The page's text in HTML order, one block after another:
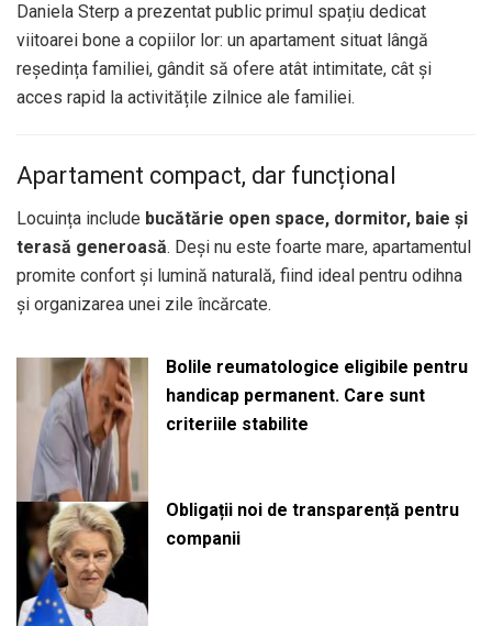
Daniela Sterp a prezentat public primul spațiu dedicat
viitoarei bone a copiilor lor: un apartament situat lângă
reședința familiei, gândit să ofere atât intimitate, cât și
acces rapid la activitățile zilnice ale familiei.
Apartament compact, dar funcțional
Locuința include bucătărie open space, dormitor, baie și
terasă generoasă. Deși nu este foarte mare, apartamentul
promite confort și lumină naturală, fiind ideal pentru odihna
și organizarea unei zile încărcate.
Bolile reumatologice eligibile pentru
handicap permanent. Care sunt
criteriile stabilite
Obligații noi de transparență pentru
companii